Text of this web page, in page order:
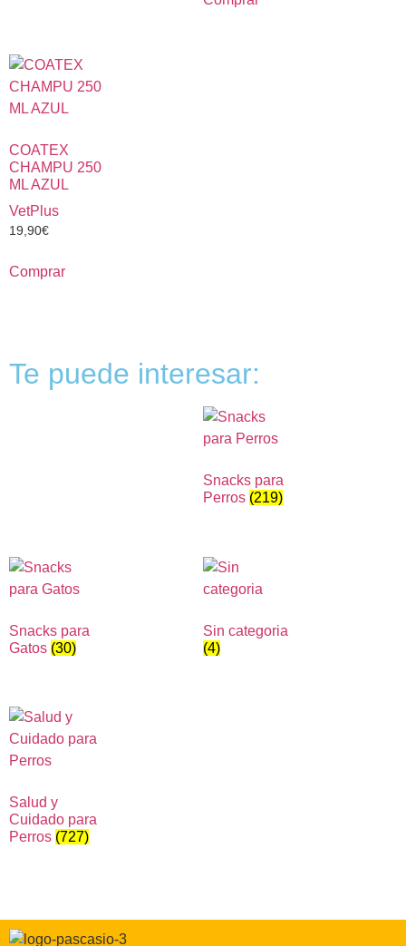
COATEX
CHAMPU 250
ML AZUL
VetPlus
19,90€
Comprar
Te puede interesar:
Snacks para
Perros (219)
Snacks para
Gatos (30)
Sin categoria
(4)
Salud y
Cuidado para
Perros (727)